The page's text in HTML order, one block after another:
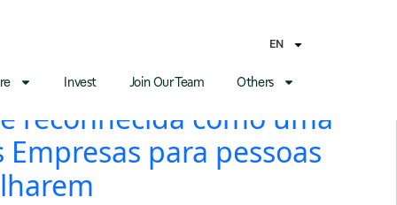
EN
Invest Join Our Team Others
reconhecida como uma
para pessoas